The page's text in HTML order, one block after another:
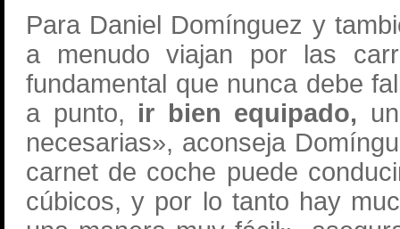
Para Daniel Domínguez y
a menudo viajan por las
fundamental que nunca debe
a punto, ir bien equipado,
necesarias», aconseja
carnet de coche puede
cúbicos, y por lo tanto hay